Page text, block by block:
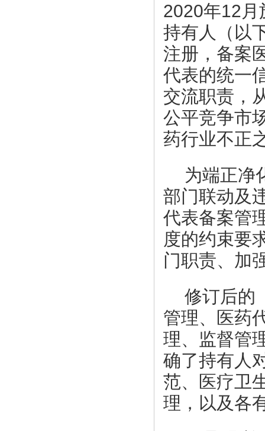
2020年12月
持有人（以
注册，备案
代表的统一
交流职责，
公平竞争市
药行业不正
为端正净
部门联动及
代表备案管
度的约束要
门职责、加
修订后的
管理、医药
理、监督管
确了持有人
范、医疗卫
理，以及各